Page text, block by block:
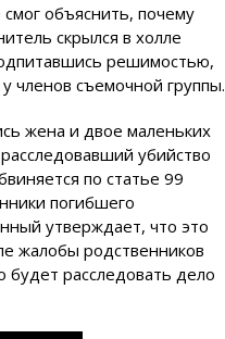
объяснить, почему
скрылся в холле
решимостью,
членов съемочной группы.
жена и двое маленьких
убийство
по статье 99
погибшего
утверждает, что это
жалобы родственников
будет расследовать дело